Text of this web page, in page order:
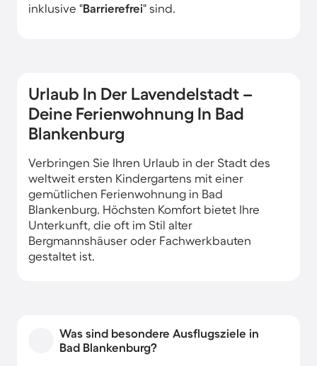
inklusive "Barrierefrei" sind.
Urlaub In Der Lavendelstadt –
Deine Ferienwohnung In Bad
Blankenburg
Verbringen Sie Ihren Urlaub in der Stadt des
weltweit ersten Kindergartens mit einer
gemütlichen Ferienwohnung in Bad
Blankenburg. Höchsten Komfort bietet Ihre
Unterkunft, die oft im Stil alter
Bergmannshäuser oder Fachwerkbauten
gestaltet ist.
Was sind besondere Ausflugsziele in
Bad Blankenburg?